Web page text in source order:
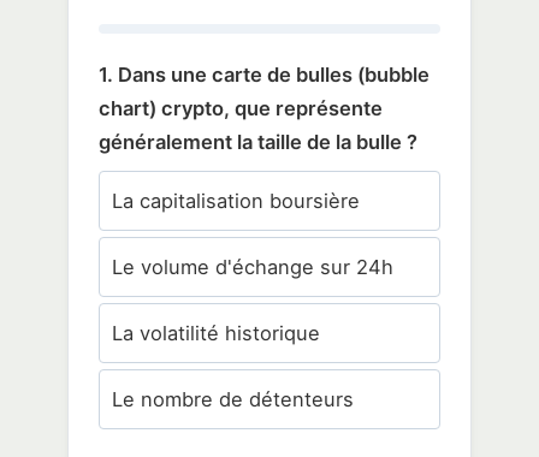
1. Dans une carte de bulles (bubble
chart) crypto, que représente
généralement la taille de la bulle ?
La capitalisation boursière
Le volume d'échange sur 24h
La volatilité historique
Le nombre de détenteurs